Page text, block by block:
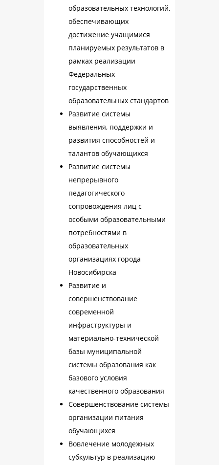
образовательных технологий,
обеспечивающих
достижение учащимися
планируемых результатов в
рамках реализации
Федеральных
государственных
образовательных стандартов
Развитие системы
выявления, поддержки и
развития способностей и
талантов обучающихся
Развитие системы
непрерывного
педагогического
сопровождения лиц с
особыми образовательными
потребностями в
образовательных
организациях города
Новосибирска
Развитие и
совершенствование
современной
инфраструктуры и
материально-технической
базы муниципальной
системы образования как
базового условия
качественного образования
Совершенствование системы
организации питания
обучающихся
Вовлечение молодежных
субкультур в реализацию